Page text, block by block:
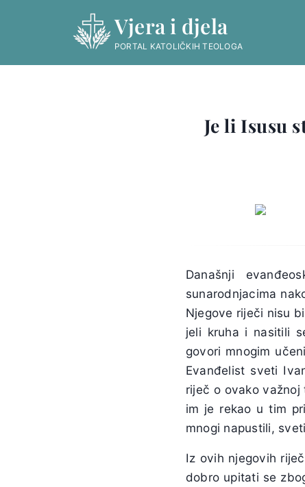
Vjera i djela
PORTAL KATOLIČKIH TEOLOGA
Je li Isusu
Današnji
sunarodnjacima
Njegove riječi nisu
jeli kruha i nasitili
govori mnogim
Evanđelist sveti
riječ o ovako
im je rekao u tim
mnogi napustili,
Iz ovih njegovih
dobro upitati se